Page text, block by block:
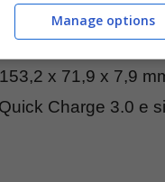
Bluetooth 5.0,
x 71,9 x 7,9
Charge 3.0 e
Manage options